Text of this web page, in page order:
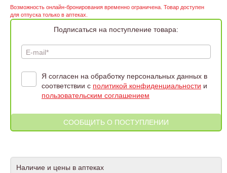
Возможность онлайн-бронирования временно ограничена. Товар доступен
для отпуска только в аптеках.
Подписаться на поступление товара:
E-mail*
Я согласен на обработку персональных данных в
соответствии с политикой конфиденциальности и
пользовательским соглашением
Наличие и цены в аптеках